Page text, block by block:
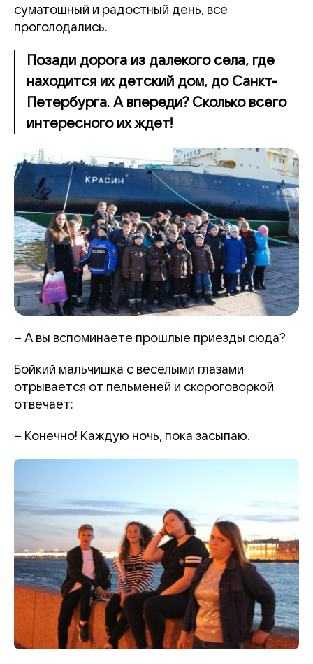
суматошный и радостный день, все
проголодались.
Позади дорога из далекого села, где
находится их детский дом, до Санкт-
Петербурга. А впереди? Сколько всего
интересного их ждет!
– А вы вспоминаете прошлые приезды сюда?
Бойкий мальчишка с веселыми глазами
отрывается от пельменей и скороговоркой
отвечает:
– Конечно! Каждую ночь, пока засыпаю.